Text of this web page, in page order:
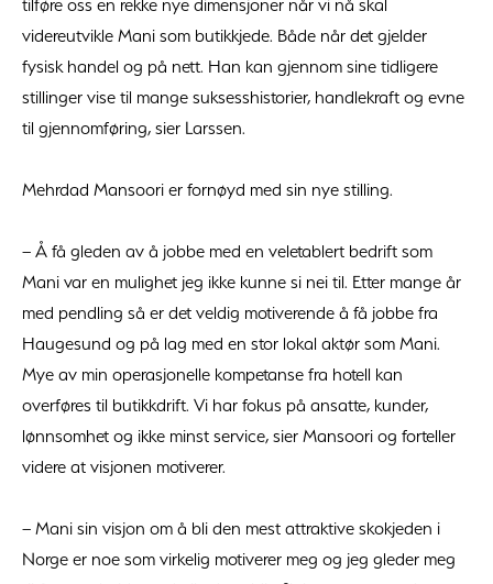
tilføre oss en rekke nye dimensjoner når vi nå skal
videreutvikle Mani som butikkjede. Både når det gjelder
fysisk handel og på nett. Han kan gjennom sine tidligere
stillinger vise til mange suksesshistorier, handlekraft og evne
til gjennomføring, sier Larssen.
Mehrdad Mansoori er fornøyd med sin nye stilling.
– Å få gleden av å jobbe med en veletablert bedrift som
Mani var en mulighet jeg ikke kunne si nei til. Etter mange år
med pendling så er det veldig motiverende å få jobbe fra
Haugesund og på lag med en stor lokal aktør som Mani.
Mye av min operasjonelle kompetanse fra hotell kan
overføres til butikkdrift. Vi har fokus på ansatte, kunder,
lønnsomhet og ikke minst service, sier Mansoori og forteller
videre at visjonen motiverer.
– Mani sin visjon om å bli den mest attraktive skokjeden i
Norge er noe som virkelig motiverer meg og jeg gleder meg